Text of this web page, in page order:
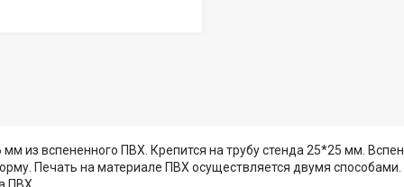
из вспененного ПВХ. Крепится на трубу стенда 25*25 мм.
Печать на материале ПВХ осуществляется двумя